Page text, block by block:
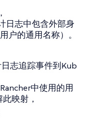
日志中包含外部身
户的通用名称）。
志追踪事件到Kub
中使用的用
映射，